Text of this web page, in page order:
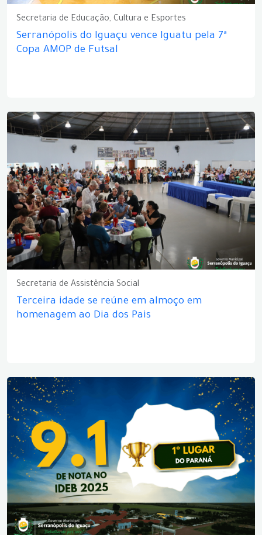
Secretaria de Educação, Cultura e Esportes
Serranópolis do Iguaçu vence Iguatu pela 7ª
Copa AMOP de Futsal
Secretaria de Assistência Social
Terceira idade se reúne em almoço em
homenagem ao Dia dos Pais